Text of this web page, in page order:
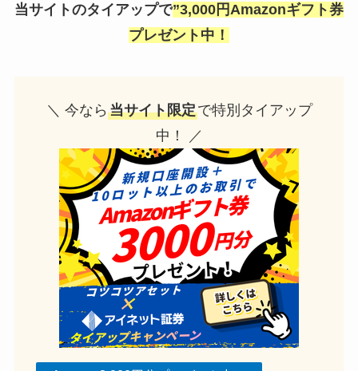
当サイトのタイアップで”3,000円Amazonギフト券
プレゼント中！
＼ 今なら 当サイト限定で特別タイアップ
中！ ／